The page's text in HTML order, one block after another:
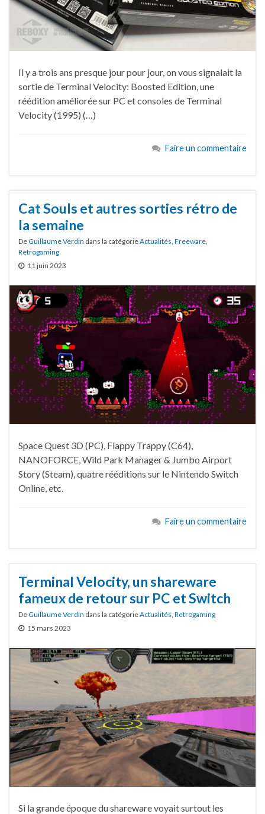
Il y a trois ans presque jour pour jour, on vous signalait la
sortie de Terminal Velocity: Boosted Edition, une
réédition améliorée sur PC et consoles de Terminal
Velocity (1995) (…)
Faire un commentaire
Cat Souls et autres sorties rétro de
la semaine
DeGuillaume Verdin dans la catégorieActualités Freeware
Retrogaming
11 juin 2023
Space Quest 3D (PC), Flappy Trappy (C64),
NANOFORCE, Wild Park Manager & Jumbo Airport
Story (Steam), quatre rééditions sur le Nintendo Switch
Online, etc.
Faire un commentaire
Terminal Velocity, un shareware
fameux de retour sur PC et Switch
DeGuillaume Verdin dans la catégorieActualités Retrogaming
15 mars 2023
Si la grande époque du shareware voyait surtout les